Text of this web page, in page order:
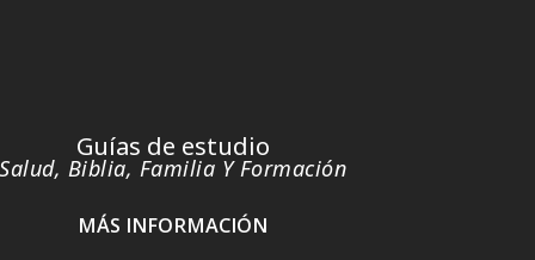
Guías de estudio
Salud, Biblia, Familia Y Formación
MÁS INFORMACIÓN